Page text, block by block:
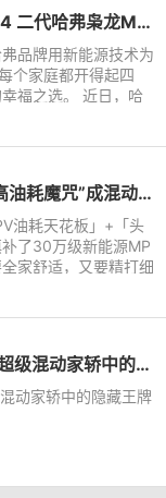
开启全民四驱时代 标配Hi4 二代哈弗枭龙MAX上市，限时换新价11.68万元起
品牌用新能源技术为
个家庭都开得起四
福之选。 近日，哈
时代”的宏大叙事，
iMAX8 DMH打破“MPV高油耗魔咒”成混动MPV新标杆
油耗天花板」+「头
了30万级新能源MP
家舒适，又要精打细
油耗魔咒”的最优
试驾荣威D7 DMH不愧为超级混动家轿中的隐藏王牌
动家轿中的隐藏王牌